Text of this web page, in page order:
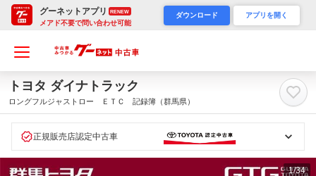
グーネットアプリ RENEW
メアド不要で問い合わせ可能
ダウンロード アプリを開く
トヨタ ダイナトラック
ロングフルジャストロー ＥＴＣ 記録簿（群馬県）
正規販売店認定中古車
1/34